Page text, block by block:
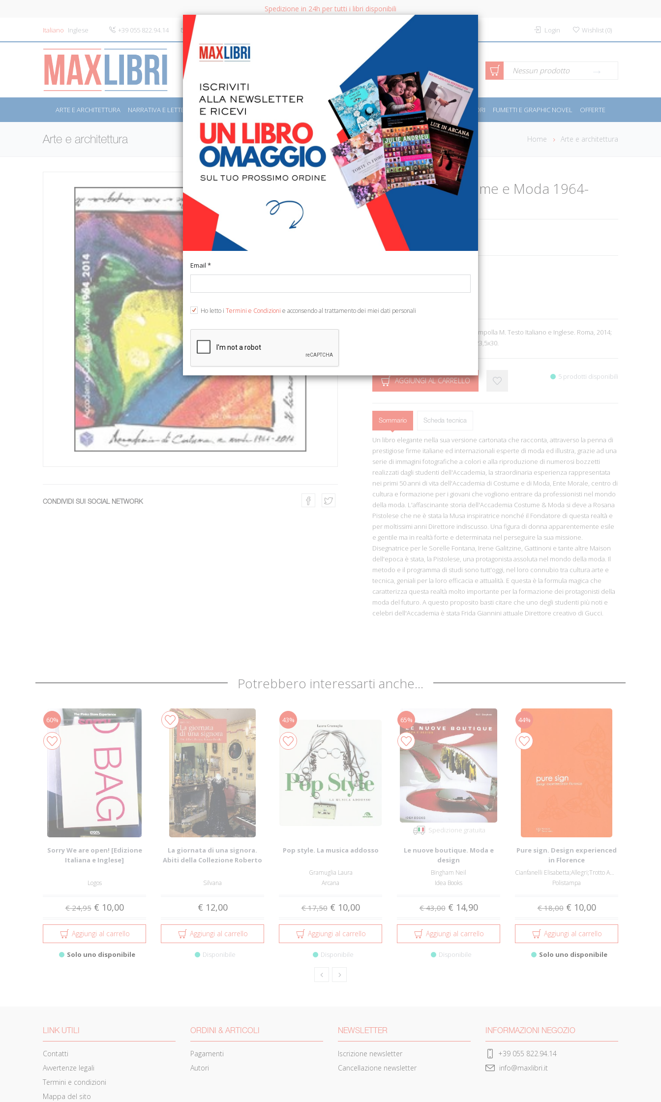
Spedizione in 24h per tutti i libri disponibili
Italiano Inglese +39 055 822.94.14 info@maxlibri.it Login Wishlist(0)
CERCA Ricerca avanzata Nessun prodotto
ARTE E ARCHITETTURA NARRATIVA E LETTERATURA SAGGISTICA LIBRI PER BAMBINI E RAGAZZI MANUALI - GUIDE - CORSI SPORT E MOTORI FUMETTI E GRAPHIC NOVEL OFFERTE
Arte e architettura Home Arte e architettura
CONDIVIDI SUI SOCIAL NETWORK
Accademia Costume e Moda 1964-
2014
€ 39,00
Categoria: Altre Arti - Artigianato
A cura di A. Mancinelli e Di Napoli Rampolla M. Testo Italiano e Inglese. Roma, 2014;
cartonato, pp. 240, ill. b/n e col., cm 23,5x30.
AGGIUNGI AL CARRELLO 5 prodotti disponibili
Sommario Scheda tecnica
Un libro elegante nella sua versione cartonata che racconta, attraverso la penna di
prestigiose firme italiane ed internazionali esperte di moda ed illustra, grazie ad una
serie di immagini fotografiche a colori e alla riproduzione di numerosi bozzetti
realizzati dagli studenti dell'Accademia, la straordinaria esperienza rappresentata
nei primi 50 anni di vita dell'Accademia di Costume e di Moda, Ente Morale, centro di
cultura e formazione per i giovani che vogliono entrare da professionisti nel mondo
della moda. L'affascinante storia dell'Accademia Costume & Moda si deve a Rosana
Pistolese che ne è stata la Musa inspiratrice nonché il Fondatore di questa realtà e
per moltissimi anni Direttore indiscusso. Una figura di donna apparentemente esile
e gentile ma in realtà forte e determinata nel perseguire la sua missione.
Disegnatrice per le Sorelle Fontana, Irene Galitzine, Gattinoni e tante altre Maison
dell'epoca è stata, la Pistolese, una protagonista assoluta nel mondo della moda. Il
metodo e il programma di studi sono tutt'oggi, nel loro connubio tra cultura arte e
tecnica, geniali per la loro efficacia e attualità. E questa è la formula magica che
caratterizza questa realtà molto importante per la formazione dei protagonisti della
moda del futuro. A questo proposito basti citare che uno degli studenti più noti e
celebri dell'Accademia è stata Frida Giannini attuale Direttore creativo di Gucci.
Potrebbero interessarti anche...
60%
Sorry We are open! [Edizione
Italiana e Inglese]
Logos
€ 24,95 € 10,00
Aggiungi al carrello
Solo uno disponibile
La giornata di una signora.
Abiti della Collezione Roberto
Silvana
€ 12,00
Aggiungi al carrello
Disponibile
43%
Pop style. La musica addosso
Gramuglia Laura
Arcana
€ 17,50 € 10,00
Aggiungi al carrello
Disponibile
65%
Spedizione gratuita
Le nuove boutique. Moda e
design
Bingham Neil
Idea Books
€ 43,00 € 14,90
Aggiungi al carrello
Disponibile
44%
Pure sign. Design experienced
in Florence
Cianfanelli Elisabetta;Allegri;Trotto Ambr...
Polistampa
€ 18,00 € 10,00
Aggiungi al carrello
Solo uno disponibile
LINK UTILI
Contatti
Avvertenze legali
Termini e condizioni
Mappa del sito
ORDINI & ARTICOLI
Pagamenti
Autori
NEWSLETTER
Iscrizione newsletter
Cancellazione newsletter
INFORMAZIONI NEGOZIO
+39 055 822.94.14
info@maxlibri.it
Email *
Ho letto i Termini e Condizioni e acconsendo al trattamento dei miei dati personali